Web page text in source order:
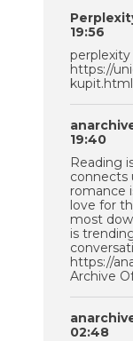
19:56
perplexity
https://
kupit.html
19:40
Reading
connects
romance
love for
most
is
https://
Archive
02:48